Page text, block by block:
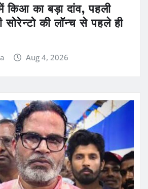
किआ का बड़ा दांव, पहली
सोरेन्टो की लॉन्च से पहले ही
Aug 4, 2026